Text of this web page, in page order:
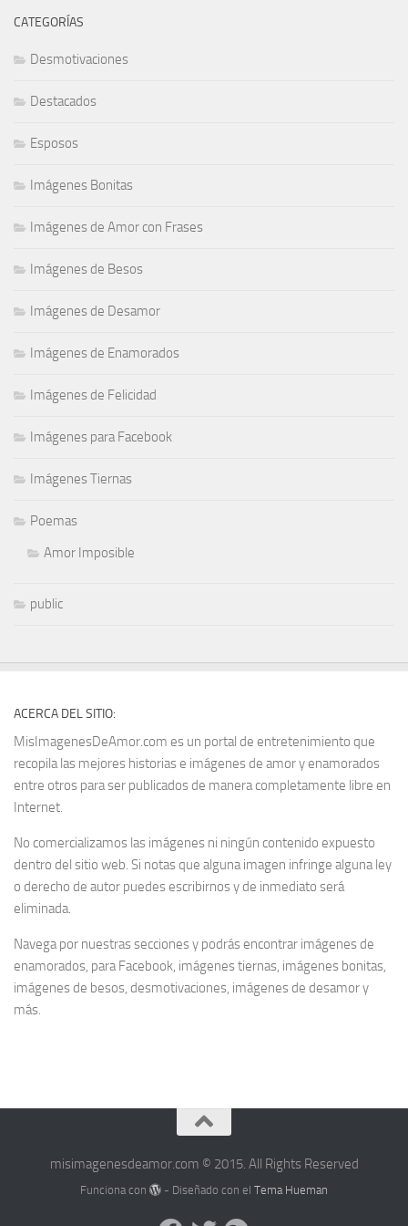
CATEGORÍAS
Desmotivaciones
Destacados
Esposos
Imágenes Bonitas
Imágenes de Amor con Frases
Imágenes de Besos
Imágenes de Desamor
Imágenes de Enamorados
Imágenes de Felicidad
Imágenes para Facebook
Imágenes Tiernas
Poemas
Amor Imposible
public
ACERCA DEL SITIO:
MisImagenesDeAmor.com es un portal de entretenimiento que
recopila las mejores historias e imágenes de amor y enamorados
entre otros para ser publicados de manera completamente libre en
Internet.
No comercializamos las imágenes ni ningún contenido expuesto
dentro del sitio web. Si notas que alguna imagen infringe alguna ley
o derecho de autor puedes escribirnos y de inmediato será
eliminada.
Navega por nuestras secciones y podrás encontrar imágenes de
enamorados, para Facebook, imágenes tiernas, imágenes bonitas,
imágenes de besos, desmotivaciones, imágenes de desamor y
más.
misimagenesdeamor.com © 2015. All Rights Reserved
Funciona con - Diseñado con elTema Hueman